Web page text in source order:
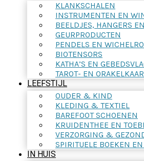
KLANKSCHALEN
INSTRUMENTEN EN
BEELDJES, HANGERS
GEURPRODUCTEN
PENDELS EN
BIOTENSORS
KATHA’S EN
TAROT- EN
LEEFSTIJL
OUDER & KIND
KLEDING & TEXTIEL
BAREFOOT SCHOENEN
KRUIDENTHEE EN
VERZORGING &
SPIRITUELE BOEKEN
IN HUIS